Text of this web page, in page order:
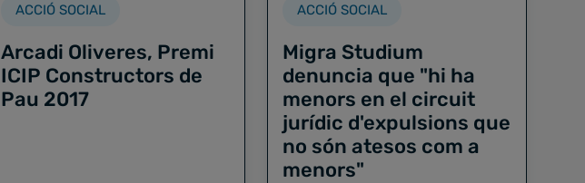
ACCIÓ SOCIAL
Arcadi Oliveres, Premi
ICIP Constructors de
Pau 2017
ACCIÓ SOCIAL
Migra Studium
denuncia que "hi ha
menors en el circuit
jurídic d'expulsions que
no són atesos com a
menors"